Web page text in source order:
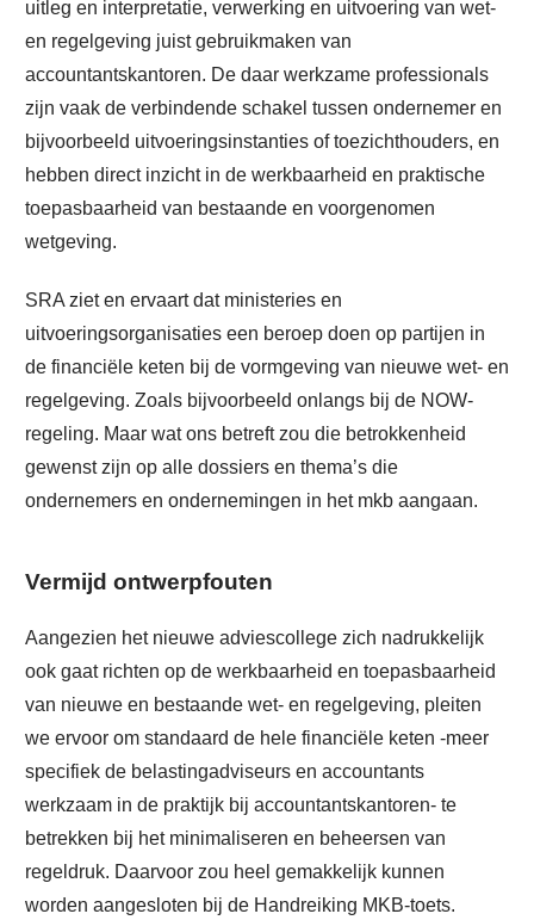
uitleg en interpretatie, verwerking en uitvoering van wet-
en regelgeving juist gebruikmaken van
accountantskantoren. De daar werkzame professionals
zijn vaak de verbindende schakel tussen ondernemer en
bijvoorbeeld uitvoeringsinstanties of toezichthouders, en
hebben direct inzicht in de werkbaarheid en praktische
toepasbaarheid van bestaande en voorgenomen
wetgeving.
SRA ziet en ervaart dat ministeries en
uitvoeringsorganisaties een beroep doen op partijen in
de financiële keten bij de vormgeving van nieuwe wet- en
regelgeving. Zoals bijvoorbeeld onlangs bij de NOW-
regeling. Maar wat ons betreft zou die betrokkenheid
gewenst zijn op alle dossiers en thema’s die
ondernemers en ondernemingen in het mkb aangaan.
Vermijd ontwerpfouten
Aangezien het nieuwe adviescollege zich nadrukkelijk
ook gaat richten op de werkbaarheid en toepasbaarheid
van nieuwe en bestaande wet- en regelgeving, pleiten
we ervoor om standaard de hele financiële keten -meer
specifiek de belastingadviseurs en accountants
werkzaam in de praktijk bij accountantskantoren- te
betrekken bij het minimaliseren en beheersen van
regeldruk. Daarvoor zou heel gemakkelijk kunnen
worden aangesloten bij de Handreiking MKB-toets.